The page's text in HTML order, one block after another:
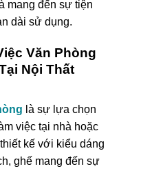
mang đến sự tiện
dài sử dụng.
Văn Phòng
Nội Thất
là sự lựa chọn
việc tại nhà hoặc
kế với kiểu dáng
ghế mang đến sự